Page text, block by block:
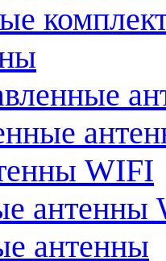
WIFI
антенны
антенны